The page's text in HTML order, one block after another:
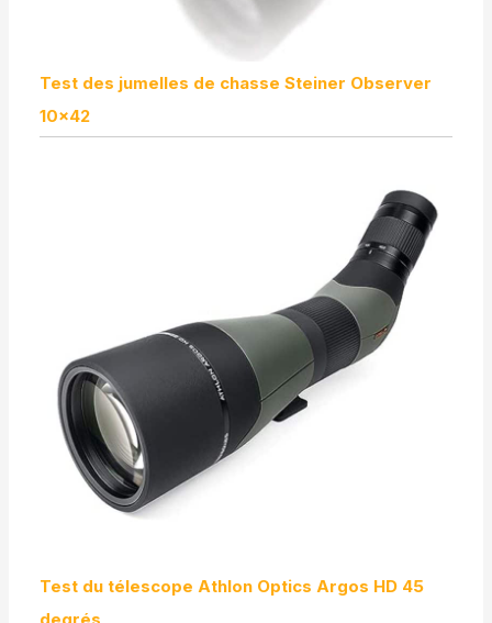
Test des jumelles de chasse Steiner Observer
10×42
Test du télescope Athlon Optics Argos HD 45